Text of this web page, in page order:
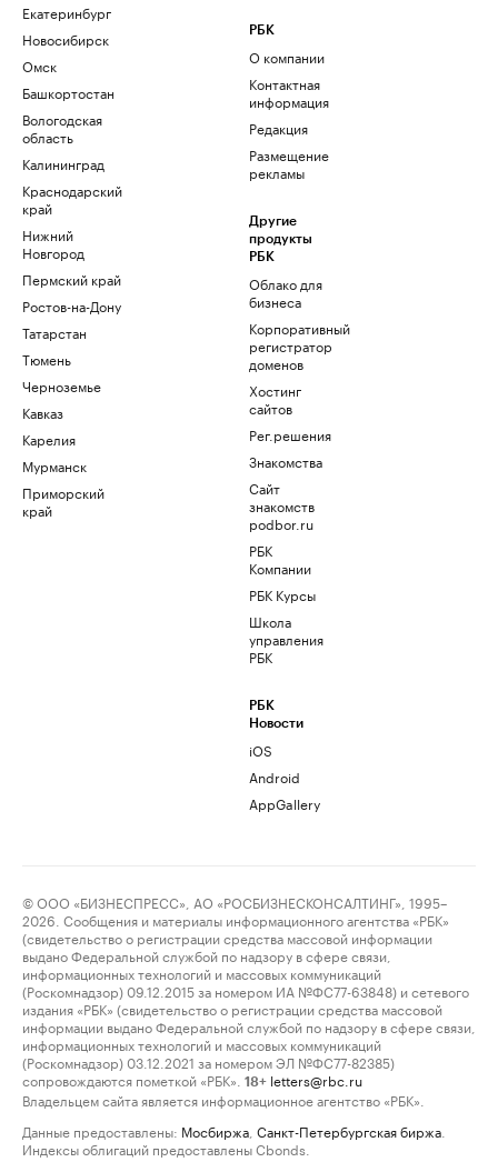
Екатеринбург
Новосибирск
Омск
Башкортостан
Вологодская
область
Калининград
Краснодарский
край
Нижний
Новгород
Пермский край
Ростов-на-Дону
Татарстан
Тюмень
Черноземье
Кавказ
Карелия
Мурманск
Приморский
край
РБК
О компании
Контактная
информация
Редакция
Размещение
рекламы
Другие
продукты
РБК
Облако для
бизнеса
Корпоративный
регистратор
доменов
Хостинг
сайтов
Рег.решения
Знакомства
Сайт
знакомств
podbor.ru
РБК
Компании
РБК Курсы
Школа
управления
РБК
РБК
Новости
iOS
Android
AppGallery
© ООО «БИЗНЕСПРЕСС», АО «РОСБИЗНЕСКОНСАЛТИНГ», 1995–
2026. Сообщения и материалы информационного агентства «РБК»
(свидетельство о регистрации средства массовой информации
выдано Федеральной службой по надзору в сфере связи,
информационных технологий и массовых коммуникаций
(Роскомнадзор) 09.12.2015 за номером ИА №ФС77-63848) и сетевого
издания «РБК» (свидетельство о регистрации средства массовой
информации выдано Федеральной службой по надзору в сфере связи,
информационных технологий и массовых коммуникаций
(Роскомнадзор) 03.12.2021 за номером ЭЛ №ФС77-82385)
сопровождаются пометкой «РБК».
18+ letters@rbc.ru
Владельцем сайта является информационное агентство «РБК».
Данные предоставлены: Мосбиржа Санкт-Петербургская биржа
Индексы облигаций предоставлены Cbonds.